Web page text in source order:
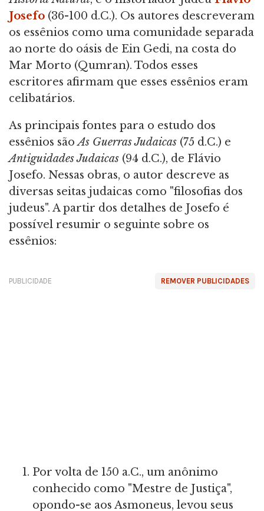
Josefo (36-100 d.C.). Os autores descreveram
os essênios como uma comunidade separada
ao norte do oásis de Ein Gedi, na costa do
Mar Morto (Qumran). Todos esses
escritores afirmam que esses essênios eram
celibatários.
As principais fontes para o estudo dos
essênios sãoAs Guerras Judaicas (75 d.C.) e
Antiguidades Judaicas (94 d.C.), de Flávio
Josefo. Nessas obras, o autor descreve as
diversas seitas judaicas como "filosofias dos
judeus". A partir dos detalhes de Josefo é
possível resumir o seguinte sobre os
essênios:
REMOVER PUBLICIDADES
PUBLICIDADE
Por volta de 150 a.C., um anônimo
conhecido como "Mestre de Justiça",
opondo-se aos Asmoneus, levou seus